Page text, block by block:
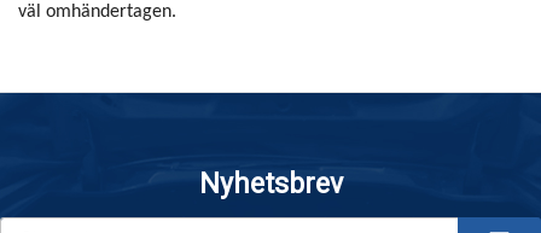
väl omhändertagen.
Nyhetsbrev